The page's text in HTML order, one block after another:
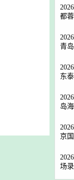
都
青
东
岛
京
场